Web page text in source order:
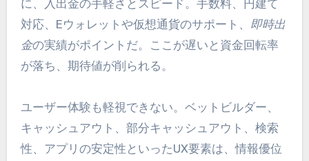
に、入出金の手軽さとスピード。手数料、円建て
対応、Eウォレットや仮想通貨のサポート、 即時出
金の実績がポイントだ。ここが遅いと資金回転率
が落ち、期待値が削られる。
ユーザー体験も軽視できない。ベットビルダー、
キャッシュアウト、部分キャッシュアウト、検索
性、アプリの安定性といったUX要素は、情報優位